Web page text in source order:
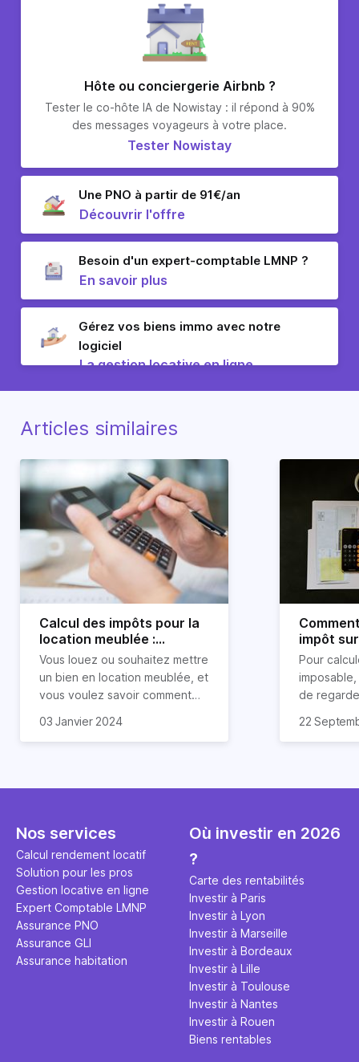
Hôte ou conciergerie Airbnb ?
Tester le co-hôte IA de Nowistay : il répond à 90%
des messages voyageurs à votre place.
Tester Nowistay
Une PNO à partir de 91€/an
Découvrir l'offre
Besoin d'un expert-comptable LMNP ?
En savoir plus
Gérez vos biens immo avec notre
logiciel
La gestion locative en ligne
Articles similaires
Calcul des impôts pour la
location meublée :
comment ça se passe ?
Vous louez ou souhaitez mettre
un bien en location meublée, et
vous voulez savoir comment
type de location ? Les loyers
cet article tout ce qu’il faut
savoir sur l’imposition en
location meublée, que ce soit à
l’année, saisonnière,
vacancière ou pour les
étudiants.
03 Janvier 2024
impôt
Pour
de
le notaire
pas à
22
Nos services
Calcul rendement locatif
Solution pour les pros
Gestion locative en ligne
Expert Comptable LMNP
Assurance PNO
Assurance GLI
Assurance habitation
Où investir en 2026
?
Carte des rentabilités
Investir à Paris
Investir à Lyon
Investir à Marseille
Investir à Bordeaux
Investir à Lille
Investir à Toulouse
Investir à Nantes
Investir à Rouen
Biens rentables